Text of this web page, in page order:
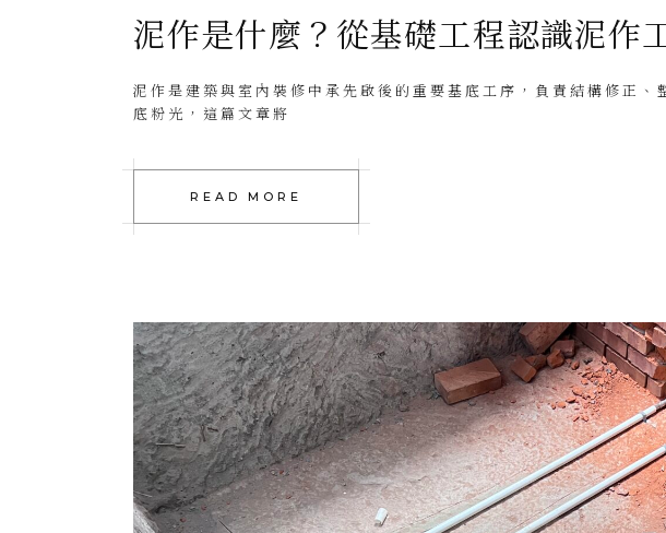
泥作是什麼？從基礎工程認識泥作
泥作是建築與室內裝修中承先啟後的重要基底工序，負責結構修正
底粉光，這篇文章將
READ MORE